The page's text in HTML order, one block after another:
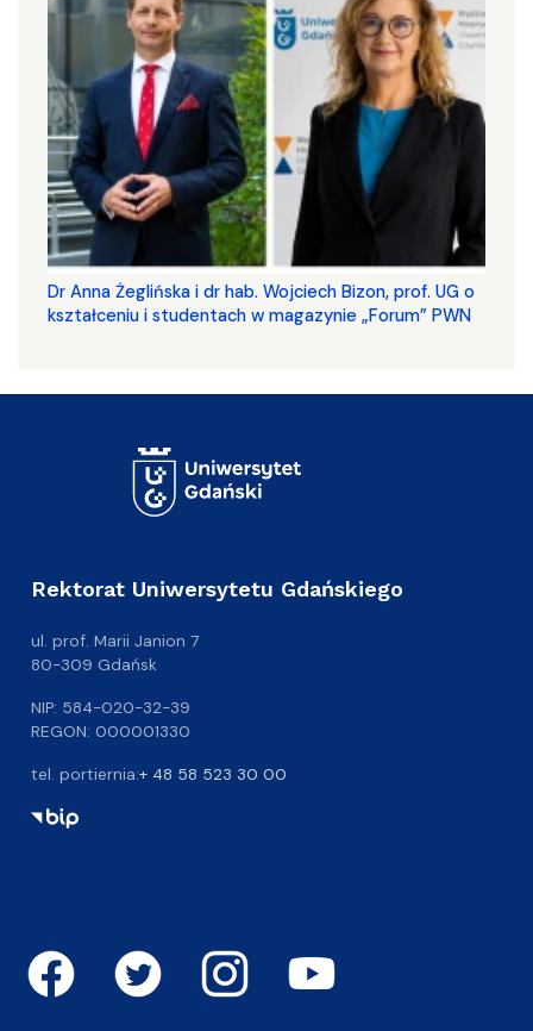
​​​​​​​Dr Anna Żeglińska i dr hab. Wojciech Bizon, prof. UG o
kształceniu i studentach w magazynie „Forum” PWN
Rektorat Uniwersytetu Gdańskiego
ul. prof. Marii Janion 7
80-309 Gdańsk
NIP: 584-020-32-39
REGON: 000001330
tel. portiernia:+ 48 58 523 30 00